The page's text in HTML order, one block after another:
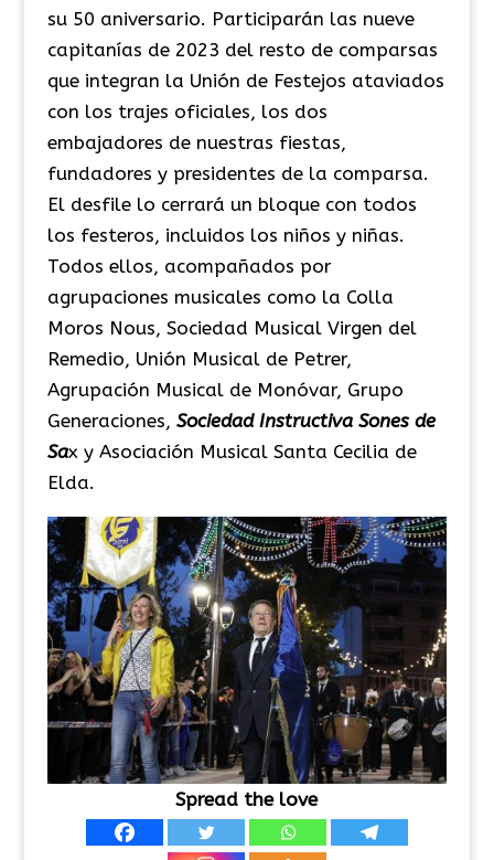
su 50 aniversario. Participarán las nueve
capitanías de 2023 del resto de comparsas
que integran la Unión de Festejos ataviados
con los trajes oficiales, los dos
embajadores de nuestras fiestas,
fundadores y presidentes de la comparsa.
El desfile lo cerrará un bloque con todos
los festeros, incluidos los niños y niñas.
Todos ellos, acompañados por
agrupaciones musicales como la Colla
Moros Nous, Sociedad Musical Virgen del
Remedio, Unión Musical de Petrer,
Agrupación Musical de Monóvar, Grupo
Generaciones, Sociedad Instructiva Sones de
Sax y Asociación Musical Santa Cecilia de
Elda.
Spread the love